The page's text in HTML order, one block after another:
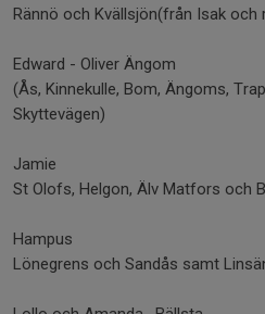
Rännö och Kvällsjön(från Isak och
Edward - Oliver Ängom
(Ås, Kinnekulle, Bom, Ängoms,
Skyttevägen)
Jamie
St Olofs, Helgon, Älv Matfors och
Hampus
Lönegrens och Sandås samt